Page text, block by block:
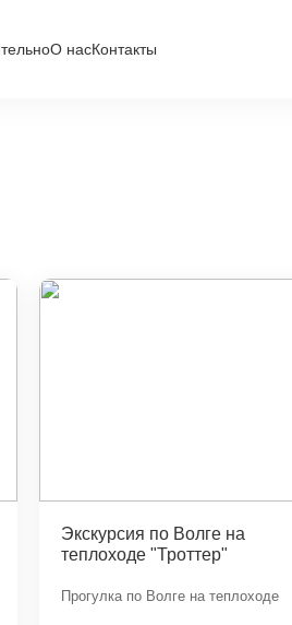
О насКонтакты
Экскурсия по Волге на
теплоходе "Троттер"
Прогулка по Волге на теплоходе